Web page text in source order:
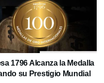
1796 Alcanza la Medalla
su Prestigio Mundial